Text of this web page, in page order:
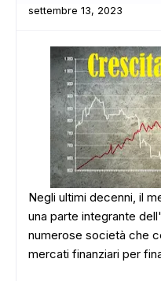
settembre 13, 2023
Negli ultimi decenni, il
una parte integrante
numerose società che
mercati finanziari per